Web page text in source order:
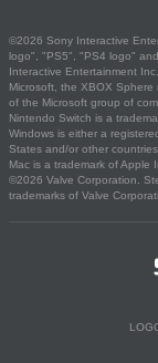
©2026 Sony Interactive
logo", "PS5", "PS4 logo"
Interactive Entertainment Inc.
Microsoft, the XBOX
of the Microsoft group of
Nintendo Switch is a
Windows is either a
States and/or other countries.
Mac is a trademark of Apple
©2026 Valve Corporation.
trademarks of Valve